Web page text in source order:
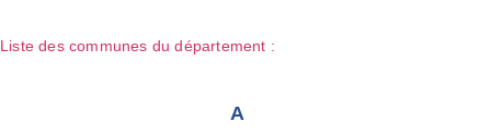
Liste des communes du département :
A